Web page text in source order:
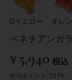
Dイエロー オレ
ベネチアンガ
¥5,940 税込
付与ポイント: 59 Pt.